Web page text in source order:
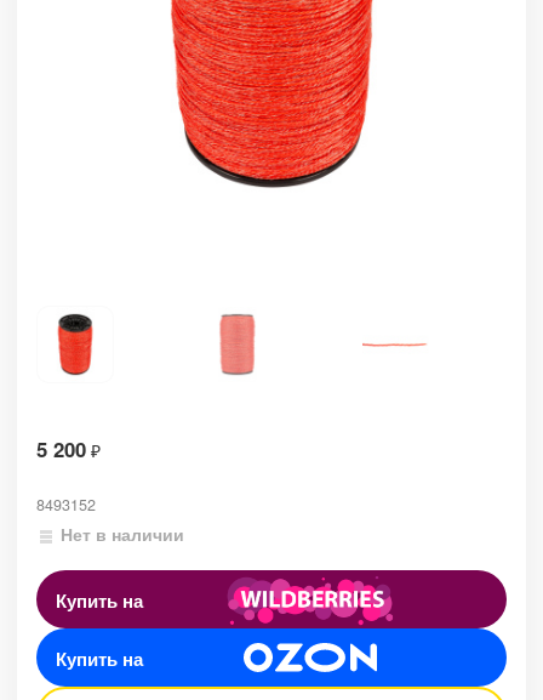
5 200 ₽
8493152
Нет в наличии
Купить на
Купить на